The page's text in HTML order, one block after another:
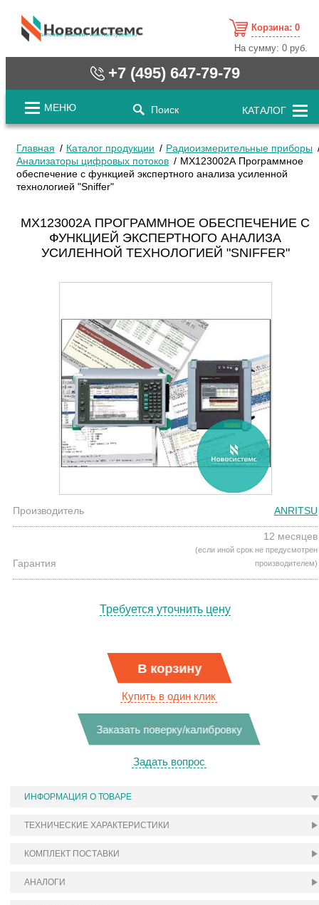
cистемные решения / www.novosystems.ru
Корзина: 0
На сумму:0 руб.
+7 (495) 647-79-79
МЕНЮ Поиск КАТАЛОГ
Главная Каталог продукции
Радиоизмерительные приборы
Анализаторы цифровых потоков
МХ123002А Программное
обеспечение с функцией экспертного анализа усиленной
технологией "Sniffer"
МХ123002А ПРОГРАММНОЕ ОБЕСПЕЧЕНИЕ С
ФУНКЦИЕЙ ЭКСПЕРТНОГО АНАЛИЗА
УСИЛЕННОЙ ТЕХНОЛОГИЕЙ "SNIFFER"
Производитель ANRITSU
Гарантия
12 месяцев
(если иной срок не предусмотрен
производителем)
Требуется уточнить цену
В корзину
Купить в один клик
Заказать поверку/калибровку
Задать вопрос
ИНФОРМАЦИЯ О ТОВАРЕ
ТЕХНИЧЕСКИЕ ХАРАКТЕРИСТИКИ
КОМПЛЕКТ ПОСТАВКИ
АНАЛОГИ